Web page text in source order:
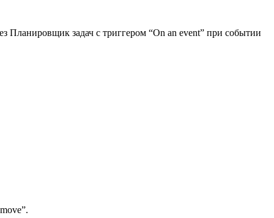
Планировщик задач с триггером “On an event” при событии